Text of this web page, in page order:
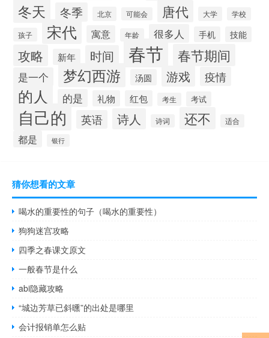
冬天 冬季 北京 可能会 唐代 大学 学校
孩子 宋代 寓意 年龄 很多人 手机 技能
攻略 新年 时间 春节 春节期间
是一个 梦幻西游 汤圆 游戏 疫情
的人 的是 礼物 红包 考生 考试
自己的 英语 诗人 诗词 还不 适合
都是 银行
猜你想看的文章
喝水的重要性的句子（喝水的重要性）
狗狗迷宫攻略
四季之春课文原文
一般春节是什么
abi隐藏攻略
“城边芳草已斜曛”的出处是哪里
会计报销单怎么贴